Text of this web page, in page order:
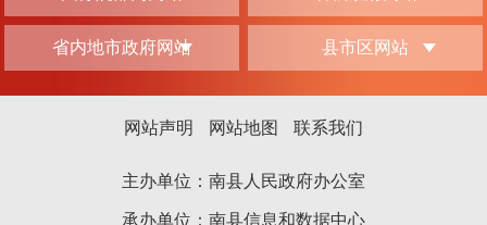
省内地市政府网站 县市区网站
网站声明 网站地图 联系我们
主办单位：南县人民政府办公室
承办单位：南县信息和数据中心